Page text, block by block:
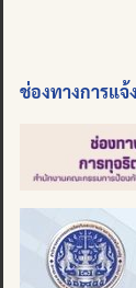
ช่องทางการแจ้